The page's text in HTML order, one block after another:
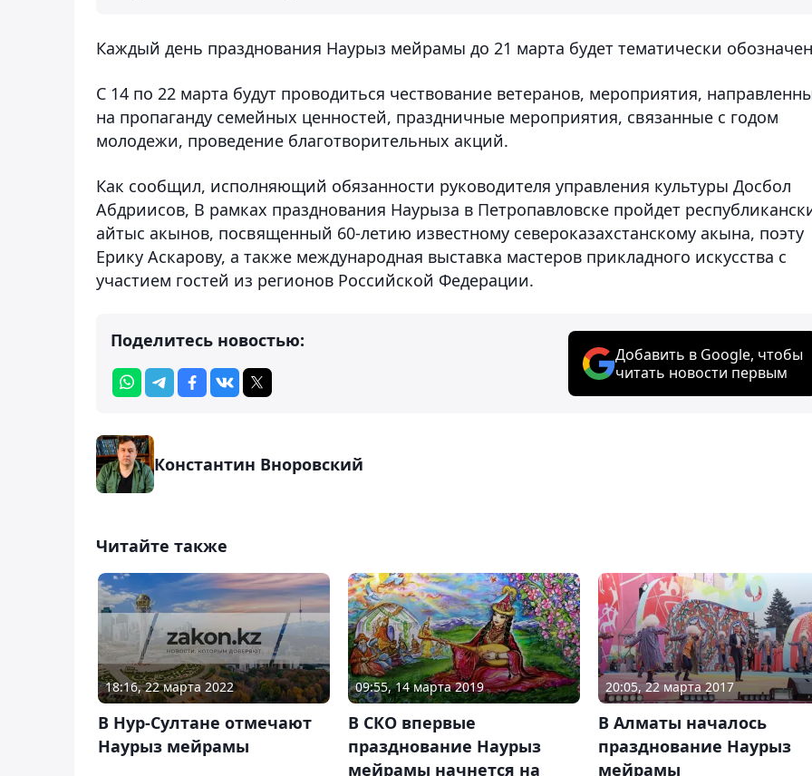
Каждый день празднования Наурыз мейрамы до 21 марта будет тематически
С 14 по 22 марта будут проводиться чествование ветеранов, мероприятия,
на пропаганду семейных ценностей, праздничные мероприятия, связанные с годом
молодежи, проведение благотворительных акций.
Как сообщил, исполняющий обязанности руководителя управления культуры Досбол
Абдриисов, В рамках празднования Наурыза в Петропавловске пройдет
айтыс акынов, посвященный 60-летию известному североказахстанскому акына, поэту
Ерику Аскарову, а также международная выставка мастеров прикладного искусства с
участием гостей из регионов Российской Федерации.
Поделитесь новостью:
Добавить в Google, чтобы
читать новости первым
Константин Вноровский
Читайте также
18:16, 22 марта 2022
В Нур-Султане отмечают
Наурыз мейрамы
09:55, 14 марта 2019
В СКО впервые
празднование Наурыз
мейрамы начнется на
20:05, 22 марта 2017
В Алматы началось
празднование Наурыз
мейрамы